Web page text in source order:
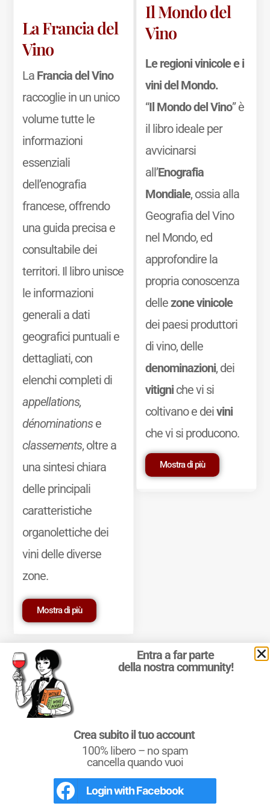
La Francia del
Vino
La Francia del Vino
raccoglie in un unico
volume tutte le
informazioni
essenziali
dell’enografia
francese, offrendo
una guida precisa e
consultabile dei
territori. Il libro unisce
le informazioni
generali a dati
geografici puntuali e
dettagliati, con
elenchi completi di
appellations,
dénominationse
classements, oltre a
una sintesi chiara
delle principali
caratteristiche
organolettiche dei
vini delle diverse
zone.
Mostra di più
Il Mondo del
Vino
Le regioni vinicole e i
vini del Mondo.
“Il Mondo del Vino” è
il libro ideale per
avvicinarsi
all’Enografia
Mondiale, ossia alla
Geografia del Vino
nel Mondo, ed
approfondire la
propria conoscenza
dellezone vinicole
dei paesi produttori
di vino, delle
denominazioni, dei
vitigniche vi si
coltivano e deivini
che vi si producono.
Mostra di più
Marchio Reg. | P.IVA 03921390245
Condizioni d'uso|Privacy Policy|Cookie Policy
cookie
L'Italia del Vino
Entra a far parte
della nostra community!
Crea subito il tuo account
100% libero – no spam
cancella quando vuoi
Login withFacebook